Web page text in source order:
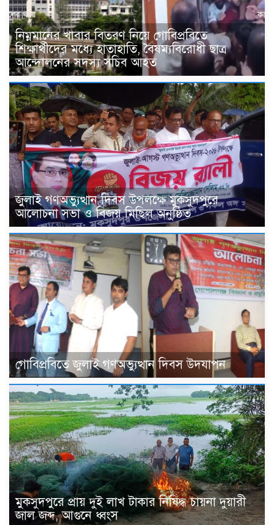
নিম্নমানের খাবার বিতরণ নিয়ে গোবিপ্রবিতে
শিক্ষার্থীদের মধ্যে হাতাহাতি, বৈষম্যবিরোধী ছাত্র
আন্দোলনের সদস্য সচিব আহত
জুলাই গণঅভ্যুত্থান দিবস উপলক্ষে মুকসুদপুরে
আলোচনা সভা ও বিজয় মিছিল অনুষ্ঠিত
গোবিপ্রবিতে জুলাই গণঅভ্যুত্থান দিবস উদযাপন
মুকসুদপুরে প্রায় দুই লাখ টাকার নিষিদ্ধ চায়না দুয়ারী
জাল জব্দ, আগুনে ধ্বংস